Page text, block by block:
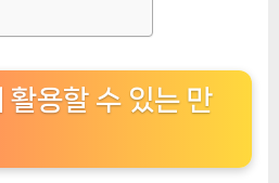
활용할 수 있는 만